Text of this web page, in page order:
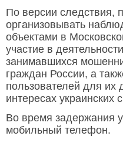
По версии следствия,
организовывать
объектами в
участие в
занимавшихся
граждан России, а
пользователей для их
интересах украинских
Во время задержания
мобильный телефон.